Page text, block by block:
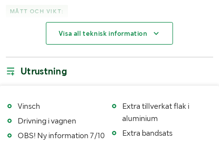
MÅTT OCH VIKT:
Lastutrymmets längd
Transportlängd
LASTHJÄLPSINFORMATION:
Lasthjälp med
Visa all teknisk information
Utrustning
Vinsch
Drivning i vagnen
OBS! Ny information 7/10
Extra tillverkat flak i
aluminium
Extra bandsats